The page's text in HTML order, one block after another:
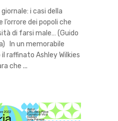
i casi della
l’orrore dei popoli che
di farsi male… (Guido
In un memorabile
raffinato Ashley Wilkies
che